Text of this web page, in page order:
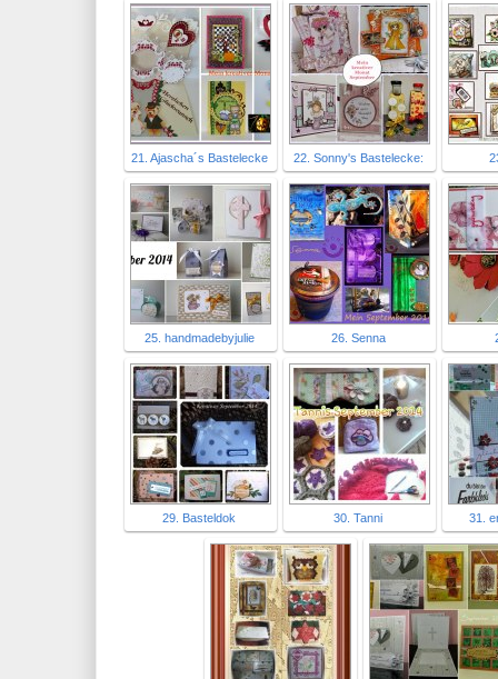
21. Ajascha´s Bastelecke 22. Sonny's Bastelecke:
25. handmadebyjulie 26. Senna
29. Basteldok 30. Tanni 31.